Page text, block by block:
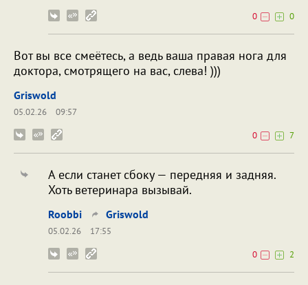
0
0
Вот вы все смеётесь, а ведь ваша правая нога для
доктора, смотрящего на вас, слева! )))
Griswold
05.02.26
09:57
0
7
А если станет сбоку — передняя и задняя.
Хоть ветеринара вызывай.
Roobbi Griswold
05.02.26
17:55
0
2